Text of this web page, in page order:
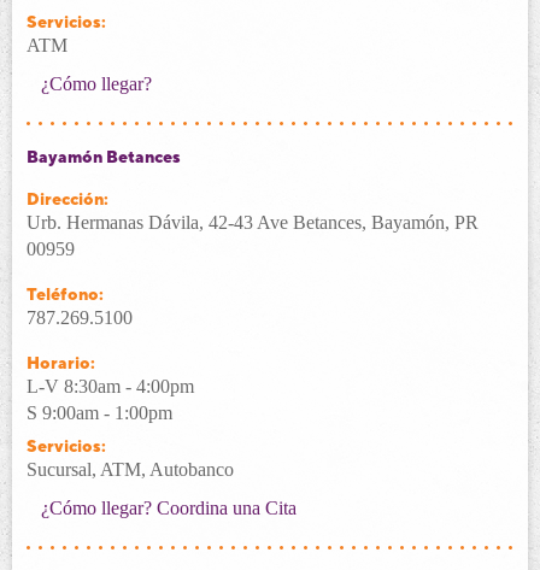
Servicios:
ATM
¿Cómo llegar?
Bayamón Betances
Dirección:
Urb. Hermanas Dávila, 42-43 Ave Betances, Bayamón, PR
00959
Teléfono:
787.269.5100
Horario:
L-V 8:30am - 4:00pm
S 9:00am - 1:00pm
Servicios:
Sucursal, ATM, Autobanco
¿Cómo llegar? Coordina una Cita